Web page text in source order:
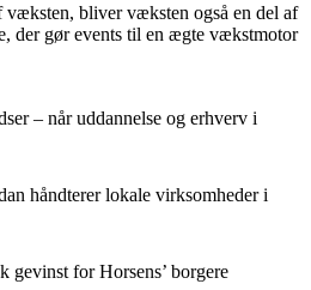
væksten, bliver væksten også en del af
der gør events til en ægte vækstmotor
– når uddannelse og erhverv i
håndterer lokale virksomheder i
gevinst for Horsens’ borgere